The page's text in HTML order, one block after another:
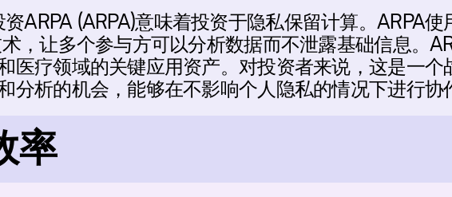
ARPA (ARPA)意味着投资于隐私保留计算。ARPA使
术，让多个参与方可以分析数据而不泄露基础信息。
医疗领域的关键应用资产。对投资者来说，这是一
分析的机会，能够在不影响个人隐私的情况下进行协
率